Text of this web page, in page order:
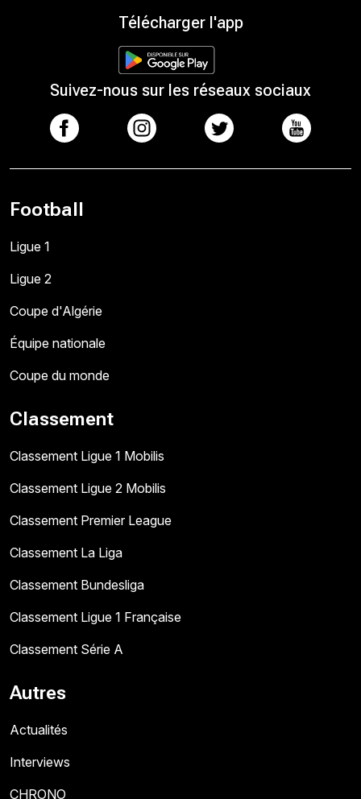
Télécharger l'app
Suivez-nous sur les réseaux sociaux
Football
Ligue 1
Ligue 2
Coupe d'Algérie
Équipe nationale
Coupe du monde
Classement
Classement Ligue 1 Mobilis
Classement Ligue 2 Mobilis
Classement Premier League
Classement La Liga
Classement Bundesliga
Classement Ligue 1 Française
Classement Série A
Autres
Actualités
Interviews
CHRONO